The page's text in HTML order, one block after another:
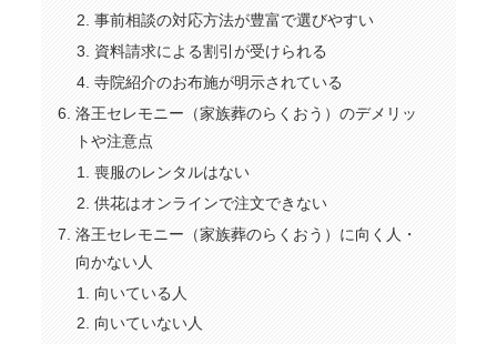
事前相談の対応方法が豊富で選びやすい
資料請求による割引が受けられる
寺院紹介のお布施が明示されている
洛王セレモニー（家族葬のらくおう）のデメリッ
トや注意点
喪服のレンタルはない
供花はオンラインで注文できない
洛王セレモニー（家族葬のらくおう）に向く人・
向かない人
向いている人
向いていない人